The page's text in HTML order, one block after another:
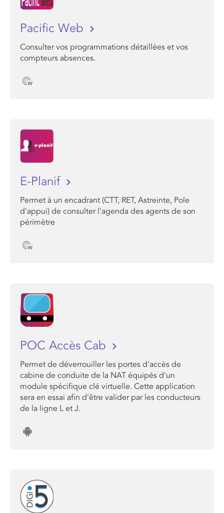
Pacific Web
Consulter vos programmations détaillées et vos
compteurs absences.
E-Planif
Permet à un encadrant (CTT, RET, Astreinte, Pole
d'appui) de consulter l'agenda des agents de son
périmètre
POC Accès Cab
Permet de déverrouiller les portes d'accès de
cabine de conduite de la NAT équipés d'un
module spécifique clé virtuelle. Cette application
sera en essai afin d'être valider par les conducteurs
de la ligne L et J.